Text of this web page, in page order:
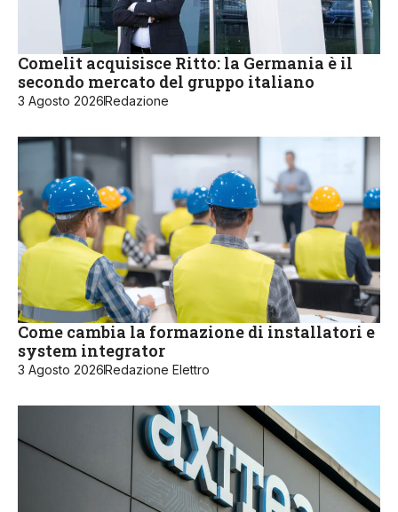
Comelit acquisisce Ritto: la Germania è il
secondo mercato del gruppo italiano
3 Agosto 2026Redazione
Come cambia la formazione di installatori e
system integrator
3 Agosto 2026Redazione Elettro